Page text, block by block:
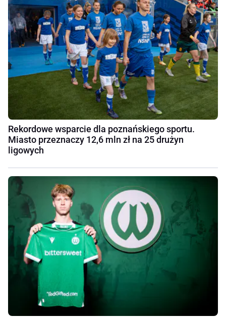
Rekordowe wsparcie dla poznańskiego sportu.
Miasto przeznaczy 12,6 mln zł na 25 drużyn
ligowych